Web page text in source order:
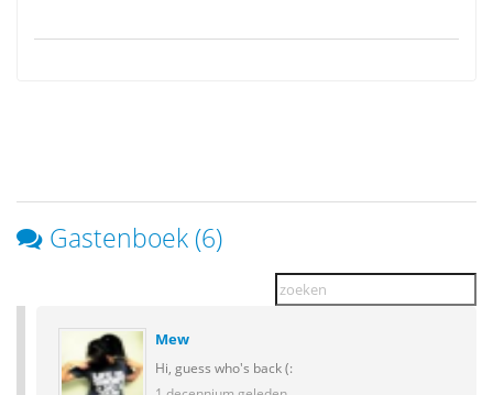
Gastenboek (6)
Mew
Hi, guess who's back (: